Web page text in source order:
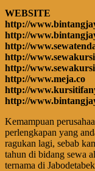
WEBSITE
http://
http://
http://
http://
http://
http://www.meja.co
http://
http://
Kemampuan
perlengkapan yang
ragukan lagi, sebab
tahun di bidang sewa
ternama di